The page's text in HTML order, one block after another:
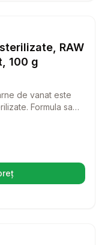
Hrana Umeda Pisici
RAW
100 g
de vanat este
Formula sa
într-o filă nouă)